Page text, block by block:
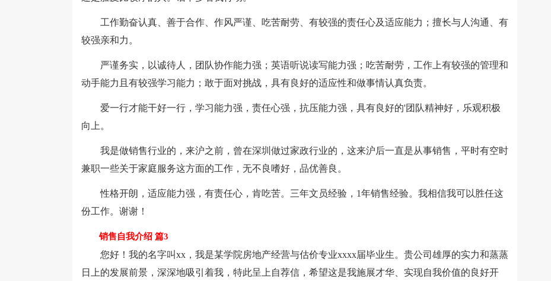
工作勤奋认真、善于合作、作风严谨、吃苦耐劳、有较强的责任心及适应能力；擅长与人沟通、有
较强亲和力。
严谨务实，以诚待人，团队协作能力强；英语听说读写能力强；吃苦耐劳，工作上有较强的管理和
动手能力且有较强学习能力；敢于面对挑战，具有良好的适应性和做事情认真负责。
爱一行才能干好一行，学习能力强，责任心强，抗压能力强，具有良好的'团队精神好，乐观积极
向上。
我是做销售行业的，来沪之前，曾在深圳做过家政行业的，这来沪后一直是从事销售，平时有空时
兼职一些关于家庭服务这方面的工作，无不良嗜好，品优善良。
性格开朗，适应能力强，有责任心，肯吃苦。三年文员经验，1年销售经验。我相信我可以胜任这
份工作。谢谢！
销售自我介绍 篇3
您好！我的名字叫xx，我是某学院房地产经营与估价专业xxxx届毕业生。贵公司雄厚的实力和蒸蒸
日上的发展前景，深深地吸引着我，特此呈上自荐信，希望这是我施展才华、实现自我价值的良好开